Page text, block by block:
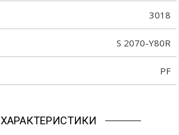
3018
S 2070-Y80R
PF
ХАРАКТЕРИСТИКИ